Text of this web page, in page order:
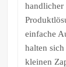
handlicher
einfache
halten
kleinen